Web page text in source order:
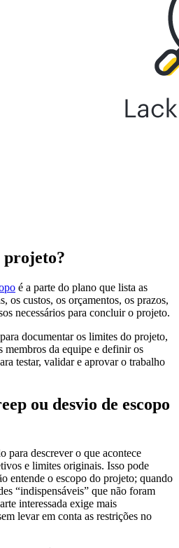
projeto?
é a parte do plano que lista as
os custos, os orçamentos, os prazos,
necessários para concluir o projeto.
documentar os limites do projeto,
membros da equipe e definir os
testar, validar e aprovar o trabalho
ou desvio de escopo
para descrever o que acontece
e limites originais. Isso pode
entende o escopo do projeto; quando
“indispensáveis” que não foram
interessada exige mais
levar em conta as restrições no